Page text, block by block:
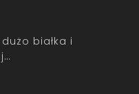
białka i